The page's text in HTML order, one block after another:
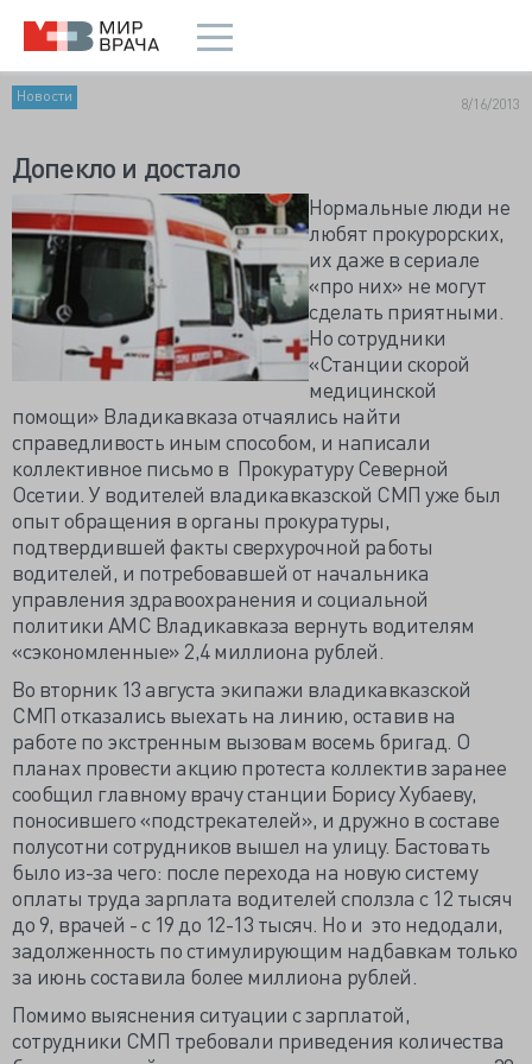
Новости 8/16/2013
Допекло и достало
Нормальные люди не
любят прокурорских,
их даже в сериале
«про них» не могут
сделать приятными.
Но сотрудники
«Станции скорой
медицинской
помощи» Владикавказа отчаялись найти
справедливость иным способом, и написали
коллективное письмо в Прокуратуру Северной
Осетии. У водителей владикавказской СМП уже был
опыт обращения в органы прокуратуры,
подтвердившей факты сверхурочной работы
водителей, и потребовавшей от начальника
управления здравоохранения и социальной
политики АМС Владикавказа вернуть водителям
«сэкономленные» 2,4 миллиона рублей.
Во вторник 13 августа экипажи владикавказской
СМП отказались выехать на линию, оставив на
работе по экстренным вызовам восемь бригад. О
планах провести акцию протеста коллектив заранее
сообщил главному врачу станции Борису Хубаеву,
поносившего «подстрекателей», и дружно в составе
полусотни сотрудников вышел на улицу. Бастовать
было из-за чего: после перехода на новую систему
оплаты труда зарплата водителей сползла с 12 тысяч
до 9, врачей - с 19 до 12-13 тысяч. Но и это недодали,
задолженность по стимулирующим надбавкам только
за июнь составила более миллиона рублей.
Помимо выяснения ситуации с зарплатой,
сотрудники СМП требовали приведения количества